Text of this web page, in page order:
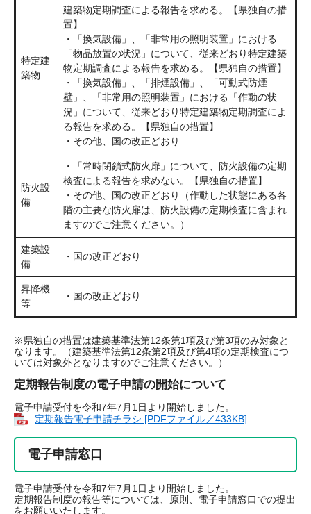
特定建
築物
建築物定期調査による報告を求める。【県独自の措
置】
​・「換気設備」、「非常用の照明装置」における
「物品放置の状況」について、従来どおり特定建築
物定期調査による報告を求める。【県独自の措置】
​・「換気設備」、「排煙設備」、「可動式防煙
壁」、「非常用の照明装置」における「作動の状
況」について、従来どおり特定建築物定期調査によ
る報告を求める。【県独自の措置】
​・その他、国の改正どおり
防火設
備
・「常時閉鎖式防火扉」について、防火設備の定期
検査による報告を求めない。【県独自の措置】
・その他、国の改正どおり（作動した状態にある各
階の主要な防火扉は、防火設備の定期検査に含まれ
ますのでご注意ください。）
建築設
備
・国の改正どおり
昇降機
等
・国の改正どおり
※県独自の措置は建築基準法第12条第1項及び第3項のみ対象と
なります。（建築基準法第12条第2項及び第4項の定期検査につ
いては対象外となりますのでご注意ください。）
定期報告制度の電子申請の開始について
電子申請受付を令和7年7月1日より開始しました。
定期報告電子申請チラシ [PDFファイル／433KB]
電子申請窓口
電子申請受付を令和7年7月1日より開始しました。
定期報告制度の報告等については、原則、電子申請窓口での提出
をお願いいたします。